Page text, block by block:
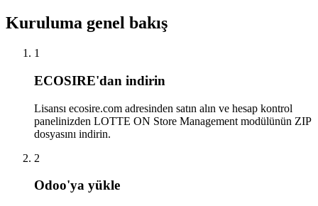
Kuruluma genel bakış
1
ECOSIRE'dan indirin
Lisansı ecosire.com adresinden satın alın ve hesap kontrol
panelinizden LOTTE ON Store Management modülünün ZIP
dosyasını indirin.
2
Odoo'ya yükle